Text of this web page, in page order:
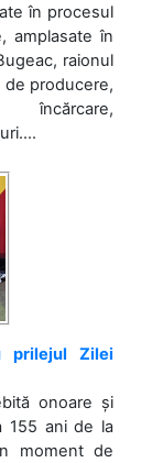
în procesul
amplasate în
raionul
de producere,
prilejul Zilei
onoare și
155 ani de la
moment de